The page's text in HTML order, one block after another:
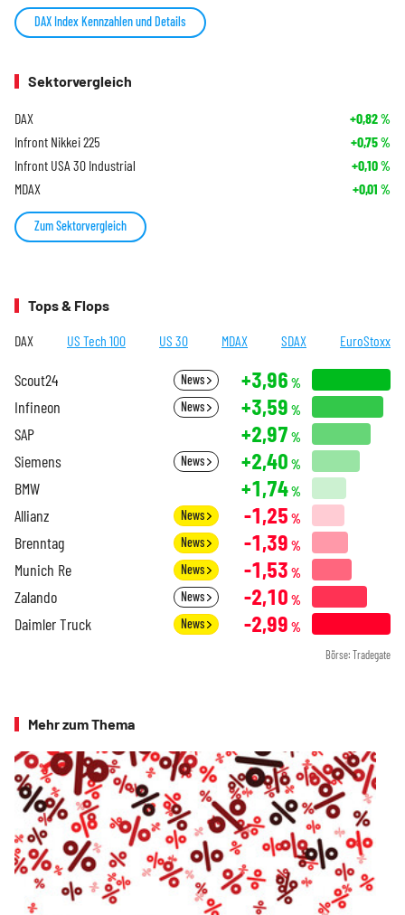
DAX Index Kennzahlen und Details
Sektorvergleich
DAX +0,82%
Infront Nikkei 225 +0,75%
Infront USA 30 Industrial +0,10%
MDAX +0,01 %
Zum Sektorvergleich
Tops & Flops
DAX US Tech 100 US 30 MDAX SDAX EuroStoxx
Scout24 News +3,96 %
Infineon News +3,59 %
SAP +2,97 %
Siemens News +2,40 %
BMW +1,74%
Allianz News -1,25 %
Brenntag News -1,39 %
Munich Re News -1,53 %
Zalando News -2,10 %
Daimler Truck News -2,99 %
Börse: Tradegate
Mehr zum Thema